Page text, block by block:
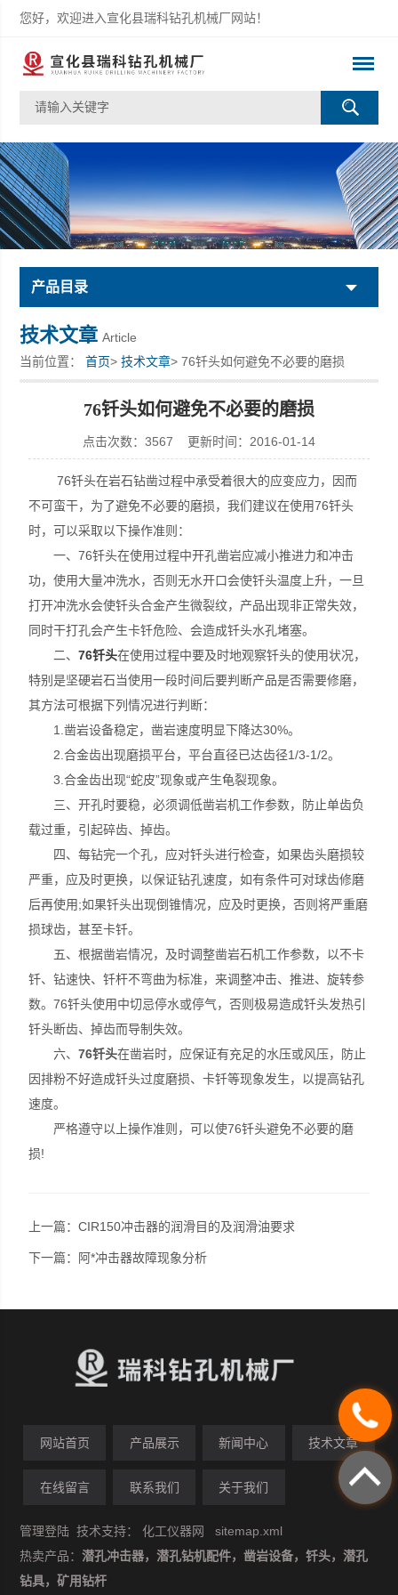
您好，欢迎进入宣化县瑞科钻孔机械厂网站！
宣化县瑞科钻孔机械厂
产品目录
技术文章 Article
当前位置：首页>技术文章> 76钎头如何避免不必要的磨损
76钎头如何避免不必要的磨损
点击次数：3567 更新时间：2016-01-14
76钎头在岩石钻凿过程中承受着很大的应变应力，因而
不可蛮干，为了避免不必要的磨损，我们建议在使用76钎头
时，可以采取以下操作准则：
一、76钎头在使用过程中开孔凿岩应减小推进力和冲击
功，使用大量冲洗水，否则无水开口会使钎头温度上升，一旦
打开冲洗水会使钎头合金产生微裂纹，产品出现非正常失效，
同时干打孔会产生卡钎危险、会造成钎头水孔堵塞。
二、76钎头在使用过程中要及时地观察钎头的使用状况，
特别是坚硬岩石当使用一段时间后要判断产品是否需要修磨，
其方法可根据下列情况进行判断：
1.凿岩设备稳定，凿岩速度明显下降达30%。
2.合金齿出现磨损平台，平台直径已达齿径1/3-1/2。
3.合金齿出现“蛇皮”现象或产生龟裂现象。
三、开孔时要稳，必须调低凿岩机工作参数，防止单齿负
载过重，引起碎齿、掉齿。
四、每钻完一个孔，应对钎头进行检查，如果齿头磨损较
严重，应及时更换，以保证钻孔速度，如有条件可对球齿修磨
后再使用;如果钎头出现倒锥情况，应及时更换，否则将严重磨
损球齿，甚至卡钎。
五、根据凿岩情况，及时调整凿岩石机工作参数，以不卡
钎、钻速快、钎杆不弯曲为标准，来调整冲击、推进、旋转参
数。76钎头使用中切忌停水或停气，否则极易造成钎头发热引
钎头断齿、掉齿而导制失效。
六、76钎头在凿岩时，应保证有充足的水压或风压，防止
因排粉不好造成钎头过度磨损、卡钎等现象发生，以提高钻孔
速度。
严格遵守以上操作准则，可以使76钎头避免不必要的磨
损!
上一篇：CIR150冲击器的润滑目的及润滑油要求
下一篇： 阿*冲击器故障现象分析
网站首页 产品展示 新闻中心 技术文章
在线留言 联系我们 关于我们
管理登陆 技术支持：化工仪器网
sitemap.xml
热卖产品：潜孔冲击器，潜孔钻机配件，凿岩设备，钎头，潜孔
钻具，矿用钻杆